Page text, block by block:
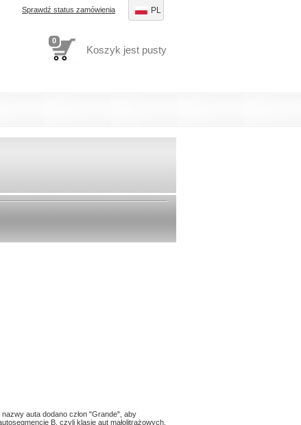
Sprawdź status zamówienia PL
0
Koszyk jest pusty
auta dodano człon "Grande", aby
B, czyli klasie aut małolitrażowych.